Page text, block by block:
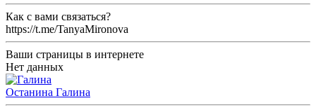
Как с вами связаться?
https://t.me/TanyaMironova
Ваши страницы в интернете
Нет данных
Останина Галина